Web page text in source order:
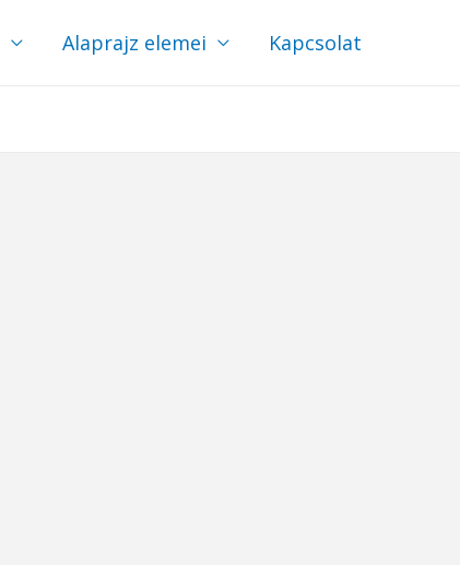
Alaprajz elemei Kapcsolat